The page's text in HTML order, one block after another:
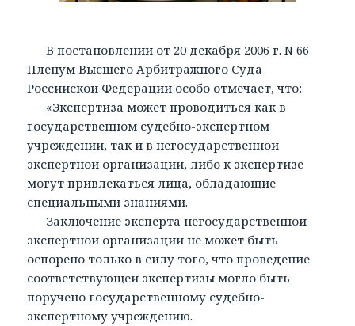
В постановлении от 20 декабря 2006 г. N 66
Пленум Высшего Арбитражного Суда
Российской Федерации особо отмечает, что:
«Экспертиза может проводиться как в
государственном судебно-экспертном
учреждении, так и в негосударственной
экспертной организации, либо к экспертизе
могут привлекаться лица, обладающие
специальными знаниями.
Заключение эксперта негосударственной
экспертной организации не может быть
оспорено только в силу того, что проведение
соответствующей экспертизы могло быть
поручено государственному судебно-
экспертному учреждению.